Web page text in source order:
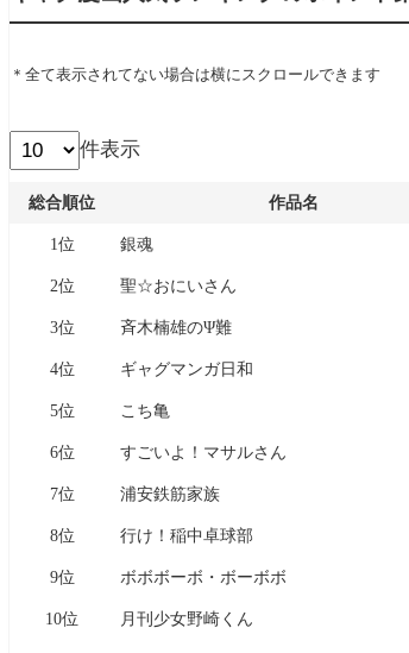
＊全て表示されてない場合は横にスクロールできます
件表示
総合順位 作品名
総合順位
1位 銀魂
2位 聖☆おにいさん
3位 斉木楠雄のΨ難
4位 ギャグマンガ日和
5位 こち亀
6位 すごいよ！マサルさん
7位 浦安鉄筋家族
8位 行け！稲中卓球部
9位 ボボボーボ・ボーボボ
10位 月刊少女野崎くん